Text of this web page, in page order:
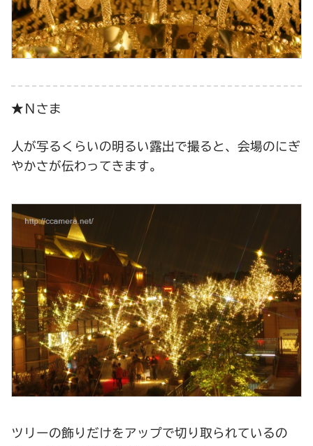
★Ｎさま
人が写るくらいの明るい露出で撮ると、会場のにぎ
やかさが伝わってきます。
ツリーの飾りだけをアップで切り取られているの